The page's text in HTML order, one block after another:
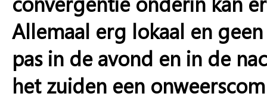
Allemaal erg lokaal en
pas in de avond en in de
het zuiden een